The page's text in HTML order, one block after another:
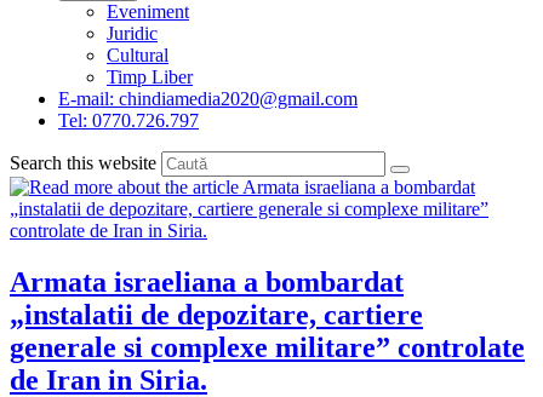
Eveniment
Juridic
Cultural
Timp Liber
E-mail: chindiamedia2020@gmail.com
Tel: 0770.726.797
Search this website
Armata israeliana a bombardat
„instalatii de depozitare, cartiere
generale si complexe militare” controlate
de Iran in Siria.